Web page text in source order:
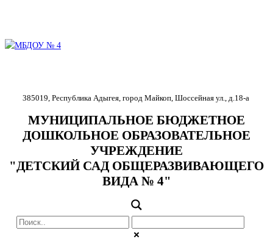
385019, Республика Адыгея, город Майкоп, Шоссейная ул., д.18-а
МУНИЦИПАЛЬНОЕ БЮДЖЕТНОЕ
ДОШКОЛЬНОЕ ОБРАЗОВАТЕЛЬНОЕ
УЧРЕЖДЕНИЕ
"ДЕТСКИЙ САД ОБЩЕРАЗВИВАЮЩЕГО
ВИДА № 4"